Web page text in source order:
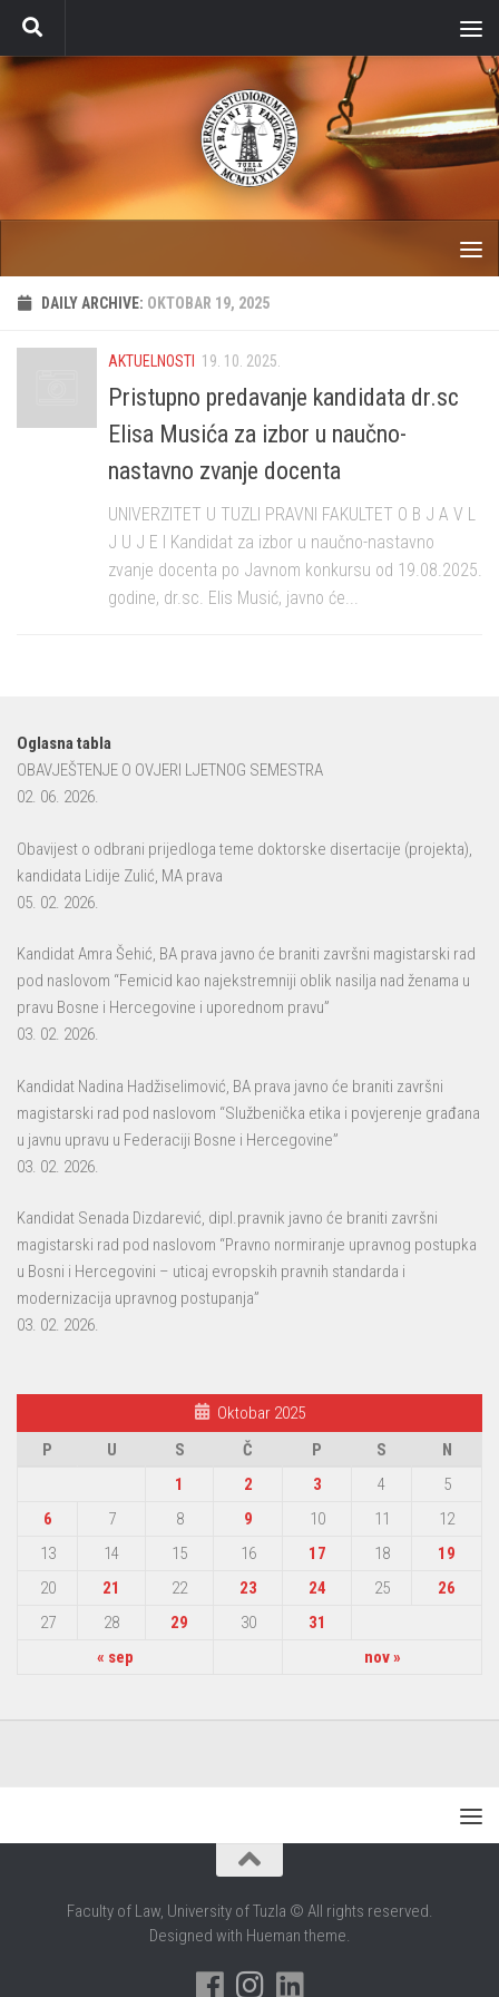
Skip to content
DAILY ARCHIVE: OKTOBAR 19, 2025
AKTUELNOSTI 19. 10. 2025.
Pristupno predavanje kandidata dr.sc
Elisa Musića za izbor u naučno-
nastavno zvanje docenta
UNIVERZITET U TUZLI PRAVNI FAKULTET O B J A V L
J U J E I Kandidat za izbor u naučno-nastavno
zvanje docenta po Javnom konkursu od 19.08.2025.
godine, dr.sc. Elis Musić, javno će...
Oglasna tabla
OBAVJEŠTENJE O OVJERI LJETNOG SEMESTRA
02. 06. 2026.
Obavijest o odbrani prijedloga teme doktorske disertacije (projekta),
kandidata Lidije Zulić, MA prava
05. 02. 2026.
Kandidat Amra Šehić, BA prava javno će braniti završni magistarski rad
pod naslovom “Femicid kao najekstremniji oblik nasilja nad ženama u
pravu Bosne i Hercegovine i uporednom pravu”
03. 02. 2026.
Kandidat Nadina Hadžiselimović, BA prava javno će braniti završni
magistarski rad pod naslovom “Službenička etika i povjerenje građana
u javnu upravu u Federaciji Bosne i Hercegovine”
03. 02. 2026.
Kandidat Senada Dizdarević, dipl.pravnik javno će braniti završni
magistarski rad pod naslovom “Pravno normiranje upravnog postupka
u Bosni i Hercegovini – uticaj evropskih pravnih standarda i
modernizacija upravnog postupanja”
03. 02. 2026.
Oktobar 2025
P
U S Č P S N
« sep nov »
1 2 3 4
5
6
7 8 9 10 11
12
13
14 15 16 17 18
19
20
21 22 23 24 25
26
27
28 29 30 31
Faculty of Law, University of Tuzla © All rights reserved.
Designed with Hueman theme.